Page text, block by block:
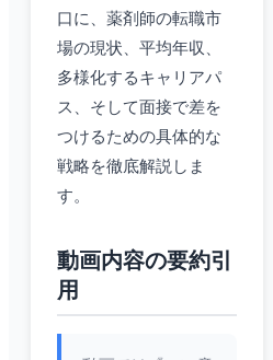
口に、薬剤師の転職市
場の現状、平均年収、
多様化するキャリアパ
ス、そして面接で差を
つけるための具体的な
戦略を徹底解説しま
す。
動画内容の要約引
用